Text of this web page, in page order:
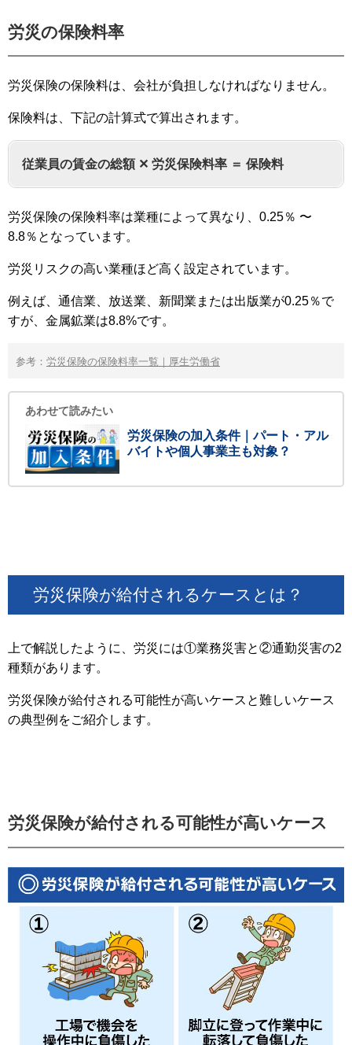
労災の保険料率
労災保険の保険料は、会社が負担しなければなりません。
保険料は、下記の計算式で算出されます。
従業員の賃金の総額 ✕ 労災保険料率 ＝ 保険料
労災保険の保険料率は業種によって異なり、0.25％ 〜
8.8％となっています。
労災リスクの高い業種ほど高く設定されています。
例えば、通信業、放送業、新聞業または出版業が0.25％で
すが、金属鉱業は8.8%です。
参考： 労災保険の保険料率一覧｜厚生労働省
あわせて読みたい
労災保険の加入条件｜パート・アル
バイトや個人事業主も対象？
労災保険が給付されるケースとは？
上で解説したように、労災には①業務災害と②通勤災害の2
種類があります。
労災保険が給付される可能性が高いケースと難しいケース
の典型例をご紹介します。
労災保険が給付される可能性が高いケース